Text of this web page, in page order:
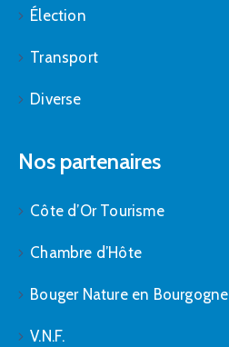
Élection
Transport
Diverse
Nos partenaires
Côte d’Or Tourisme
Chambre d’Hôte
Bouger Nature en Bourgogne
V.N.F.